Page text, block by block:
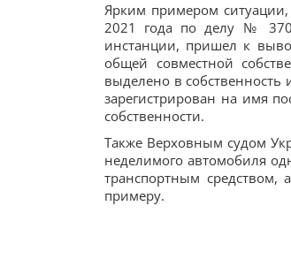
Ярким примером ситуации,
2021 года по делу №
инстанции, пришел к
общей совместной
выделено в
зарегистрирован на имя
собственности.
Также Верховным судом
неделимого автомобиля
транспортным
примеру.